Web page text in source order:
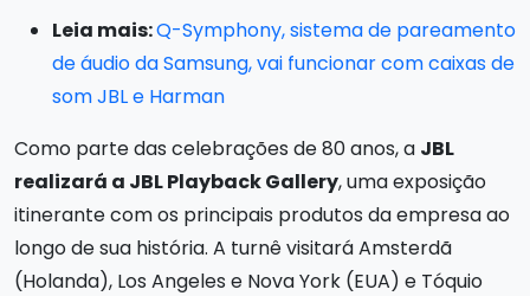
Leia mais:Q-Symphony, sistema de pareamento
de áudio da Samsung, vai funcionar com caixas de
som JBL e Harman
Como parte das celebrações de 80 anos, a JBL
realizará a JBL Playback Gallery, uma exposição
itinerante com os principais produtos da empresa ao
longo de sua história. A turnê visitará Amsterdã
(Holanda), Los Angeles e Nova York (EUA) e Tóquio